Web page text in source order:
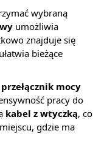
wybraną
umożliwia
znajduje się
bieżące
przełącznik mocy
pracy do
kabel z wtyczką, co
gdzie ma